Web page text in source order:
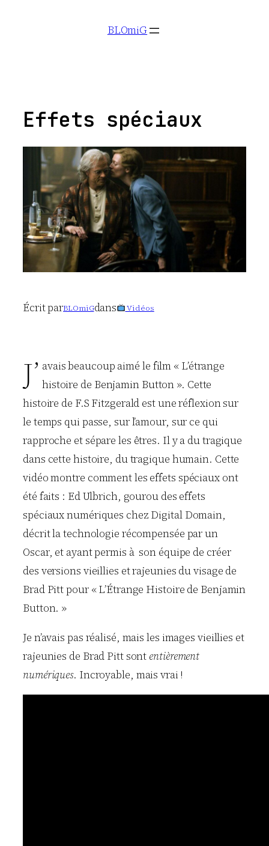
BLOmiG
Effets spéciaux
Écrit parBLOmiGdans Vidéos
J’ avais beaucoup aimé le film « L’étrange
histoire de Benjamin Button ». Cette
histoire de F.S Fitzgerald est une réflexion sur
le temps qui passe, sur l’amour, sur ce qui
rapproche et sépare les êtres. Il y a du tragique
dans cette histoire, du tragique humain. Cette
vidéo montre comment les effets spéciaux ont
été faits : Ed Ulbrich, gourou des effets
spéciaux numériques chez Digital Domain,
décrit la technologie récompensée par un
Oscar, et ayant permis à son équipe de créer
des versions vieillies et rajeunies du visage de
Brad Pitt pour « L’Étrange Histoire de Benjamin
Button. »
Je n’avais pas réalisé, mais les images vieillies et
rajeunies de Brad Pitt sont entièrement
numériques. Incroyable, mais vrai !